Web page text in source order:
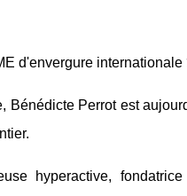
d'envergure internationale
Bénédicte Perrot est
hyperactive,